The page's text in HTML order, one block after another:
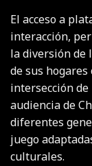
El acceso a
interacción,
la diversión de
de sus
intersección
audiencia de
diferentes
juego
culturales.